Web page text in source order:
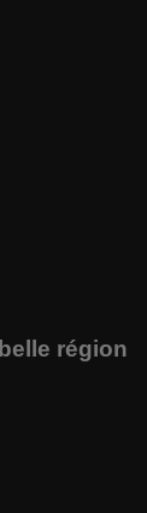
région